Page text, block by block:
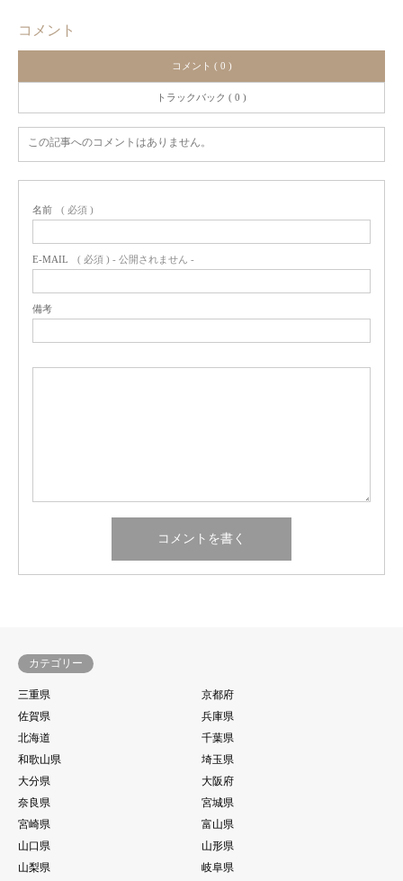
コメント
コメント ( 0 )
トラックバック ( 0 )
この記事へのコメントはありません。
名前 ( 必須 )
E-MAIL ( 必須 ) - 公開されません -
備考
カテゴリー
三重県
京都府
佐賀県
兵庫県
北海道
千葉県
和歌山県
埼玉県
大分県
大阪府
奈良県
宮城県
宮崎県
富山県
山口県
山形県
山梨県
岐阜県